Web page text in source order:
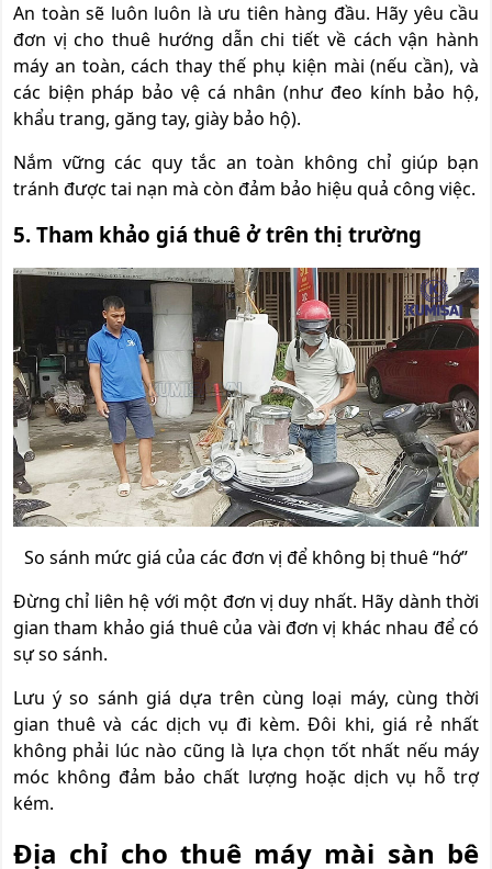
An toàn sẽ luôn luôn là ưu tiên hàng đầu. Hãy yêu cầu
đơn vị cho thuê hướng dẫn chi tiết về cách vận hành
máy an toàn, cách thay thế phụ kiện mài (nếu cần), và
các biện pháp bảo vệ cá nhân (như đeo kính bảo hộ,
khẩu trang, găng tay, giày bảo hộ).
Nắm vững các quy tắc an toàn không chỉ giúp bạn
tránh được tai nạn mà còn đảm bảo hiệu quả công việc.
5. Tham khảo giá thuê ở trên thị trường
So sánh mức giá của các đơn vị để không bị thuê “hớ”
Đừng chỉ liên hệ với một đơn vị duy nhất. Hãy dành thời
gian tham khảo giá thuê của vài đơn vị khác nhau để có
sự so sánh.
Lưu ý so sánh giá dựa trên cùng loại máy, cùng thời
gian thuê và các dịch vụ đi kèm. Đôi khi, giá rẻ nhất
không phải lúc nào cũng là lựa chọn tốt nhất nếu máy
móc không đảm bảo chất lượng hoặc dịch vụ hỗ trợ
kém.
Địa chỉ cho thuê máy mài sàn bê